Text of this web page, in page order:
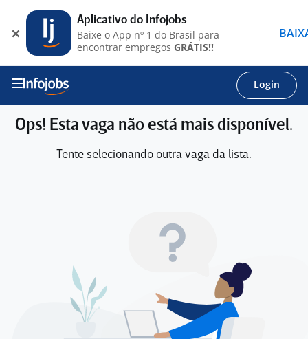
Login
Ops! Esta vaga não está mais disponível.
Tente selecionando outra vaga da lista.
Aplicativo do Infojobs
Baixe o App nº 1 do Brasil para
encontrar empregos GRÁTIS!!